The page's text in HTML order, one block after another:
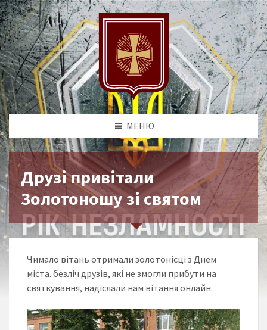
МЕНЮ
Друзі привітали
Золотоношу зі святом
Чимало вітань отримали золотонісці з Днем
міста. безліч друзів, які не змогли прибути на
святкування, надіслали нам вітання онлайн.